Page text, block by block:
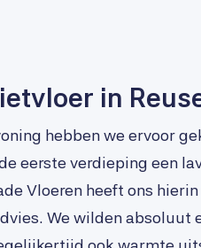
in
hebben we ervoor
eerste verdieping een
Vloeren heeft ons
We wilden absoluut